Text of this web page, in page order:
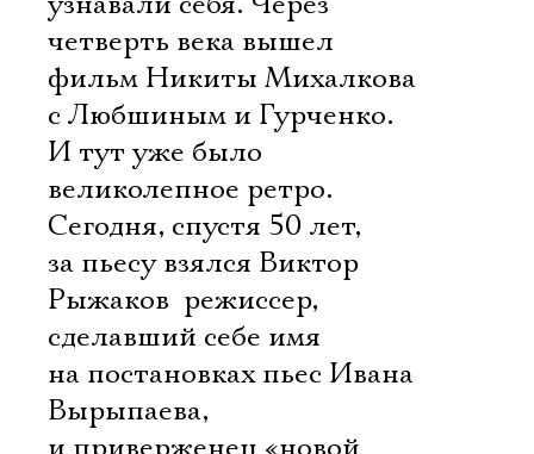
четверть века вышел
фильм Никиты Михалкова
с Любшиным и Гурченко.
И тут уже было
великолепное ретро.
Сегодня, спустя 50 лет,
за пьесу взялся Виктор
Рыжаков  режиссер,
сделавший себе имя
на постановках пьес Ивана
Вырыпаева,